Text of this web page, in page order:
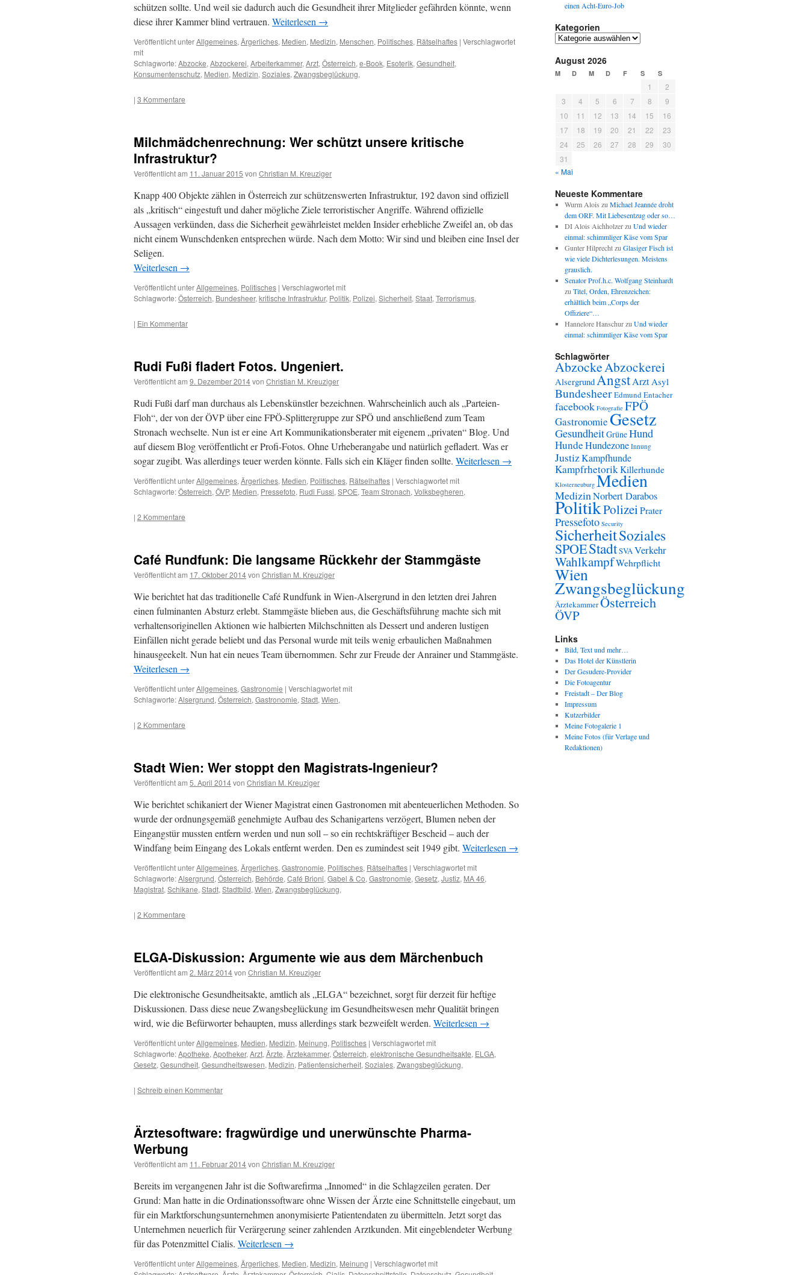
schützen sollte. Und weil sie dadurch auch die Gesundheit ihrer Mitglieder gefährden könnte, wenn
diese ihrer Kammer blind vertrauen. Weiterlesen →
Veröffentlicht unterAllgemeines, Ärgerliches, Medien, Medizin, Menschen, Politisches, Rätselhaftes | Verschlagwortet
mit
Schlagworte:Abzocke, Abzockerei, Arbeiterkammer, Arzt, Österreich, e-Book, Esoterik, Gesundheit,
Konsumentenschutz, Medien, Medizin, Soziales, Zwangsbeglückung,
| 3 Kommentare
Milchmädchenrechnung: Wer schützt unsere kritische
Infrastruktur?
Veröffentlicht am 11. Januar 2015 von Christian M. Kreuziger
Knapp 400 Objekte zählen in Österreich zur schützenswerten Infrastruktur, 192 davon sind offiziell
als „kritisch“ eingestuft und daher mögliche Ziele terroristischer Angriffe. Während offizielle
Aussagen verkünden, dass die Sicherheit gewährleistet melden Insider erhebliche Zweifel an, ob das
nicht einem Wunschdenken entsprechen würde. Nach dem Motto: Wir sind und bleiben eine Insel der
Seligen.
Weiterlesen →
Veröffentlicht unterAllgemeines, Politisches | Verschlagwortet mit
Schlagworte:Österreich, Bundesheer, kritische Infrastruktur, Politik, Polizei, Sicherheit, Staat, Terrorismus,
| Ein Kommentar
Rudi Fußi fladert Fotos. Ungeniert.
Veröffentlicht am 9. Dezember 2014von Christian M. Kreuziger
Rudi Fußi darf man durchaus als Lebenskünstler bezeichnen. Wahrscheinlich auch als „Parteien-
Floh“, der von der ÖVP über eine FPÖ-Splittergruppe zur SPÖ und anschließend zum Team
Stronach wechselte. Nun ist er eine Art Kommunikationsberater mit eigenem „privaten“ Blog. Und
auf diesem Blog veröffentlicht er Profi-Fotos. Ohne Urheberangabe und natürlich gefladert. Was er
sogar zugibt. Was allerdings teuer werden könnte. Falls sich ein Kläger finden sollte. Weiterlesen →
Veröffentlicht unterAllgemeines, Ärgerliches, Medien, Politisches, Rätselhaftes | Verschlagwortet mit
Schlagworte:Österreich, ÖVP, Medien, Pressefoto, Rudi Fussi, SPOE, Team Stronach, Volksbegheren,
| 2 Kommentare
Café Rundfunk: Die langsame Rückkehr der Stammgäste
Veröffentlicht am 17. Oktober 2014von Christian M. Kreuziger
Wie berichtet hat das traditionelle Café Rundfunk in Wien-Alsergrund in den letzten drei Jahren
einen fulminanten Absturz erlebt. Stammgäste blieben aus, die Geschäftsführung machte sich mit
verhaltensoriginellen Aktionen wie halbierten Milchschnitten als Dessert und anderen lustigen
Einfällen nicht gerade beliebt und das Personal wurde mit teils wenig erbaulichen Maßnahmen
hinausgeekelt. Nun hat ein neues Team übernommen. Sehr zur Freude der Anrainer und Stammgäste.
Weiterlesen →
Veröffentlicht unterAllgemeines, Gastronomie | Verschlagwortet mit
Schlagworte:Alsergrund, Österreich, Gastronomie, Stadt, Wien,
| 2 Kommentare
Stadt Wien: Wer stoppt den Magistrats-Ingenieur?
Veröffentlicht am 5. April 2014von Christian M. Kreuziger
Wie berichtet schikaniert der Wiener Magistrat einen Gastronomen mit abenteuerlichen Methoden. So
wurde der ordnungsgemäß genehmigte Aufbau des Schanigartens verzögert, Blumen neben der
Eingangstür mussten entfern werden und nun soll – so ein rechtskräftiger Bescheid – auch der
Windfang beim Eingang des Lokals entfernt werden. Den es zumindest seit 1949 gibt. Weiterlesen →
Veröffentlicht unterAllgemeines, Ärgerliches, Gastronomie, Politisches, Rätselhaftes | Verschlagwortet mit
Schlagworte:Alsergrund, Österreich, Behörde, Café Brioni, Gabel & Co, Gastronomie, Gesetz, Justiz, MA 46,
Magistrat, Schikane, Stadt, Stadtbild, Wien, Zwangsbeglückung,
| 2 Kommentare
ELGA-Diskussion: Argumente wie aus dem Märchenbuch
Veröffentlicht am 2. März 2014von Christian M. Kreuziger
Die elektronische Gesundheitsakte, amtlich als „ELGA“ bezeichnet, sorgt für derzeit für heftige
Diskussionen. Dass diese neue Zwangsbeglückung im Gesundheitswesen mehr Qualität bringen
wird, wie die Befürworter behaupten, muss allerdings stark bezweifelt werden. Weiterlesen →
Veröffentlicht unterAllgemeines, Medien, Medizin, Meinung, Politisches | Verschlagwortet mit
Schlagworte:Apotheke, Apotheker, Arzt, Ärzte, Ärztekammer, Österreich, elektronische Gesundheitsakte, ELGA,
Gesetz, Gesundheit, Gesundheitswesen, Medizin, Patientensicherheit, Soziales, Zwangsbeglückung,
| Schreib einen Kommentar
Ärztesoftware: fragwürdige und unerwünschte Pharma-
Werbung
Veröffentlicht am 11. Februar 2014von Christian M. Kreuziger
Bereits im vergangenen Jahr ist die Softwarefirma „Innomed“ in die Schlagzeilen geraten. Der
Grund: Man hatte in die Ordinationssoftware ohne Wissen der Ärzte eine Schnittstelle eingebaut, um
für ein Marktforschungsunternehmen anonymisierte Patientendaten zu übermitteln. Jetzt sorgt das
Unternehmen neuerlich für Verärgerung seiner zahlenden Arztkunden. Mit eingeblendeter Werbung
für das Potenzmittel Cialis. Weiterlesen →
Veröffentlicht unterAllgemeines, Ärgerliches, Medien, Medizin, Meinung | Verschlagwortet mit
einen Acht-Euro-Job
Kategorien
Kategorien
August 2026
M D M D F S S
1
2
3
4 5 6 7 8
9
10
11 12 13 14 15
16
17
18 19 20 21 22
23
24
25 26 27 28 29
30
31
« Mai
Neueste Kommentare
Wurm Alois zu Michael Jeannée droht
dem ORF. Mit Liebesentzug oder so…
DI Alois Aichholzerzu Und wieder
einmal: schimmliger Käse vom Spar
Gunter Hilprechtzu Glasiger Fisch ist
wie viele Dichterlesungen. Meistens
grauslich.
Senator Prof.h.c. Wolfgang Steinhardt
zu Titel, Orden, Ehrenzeichen:
erhältlich beim „Corps der
Offiziere“…
Hannelore Hanschurzu Und wieder
einmal: schimmliger Käse vom Spar
Schlagwörter
AbzockeAbzockerei
AlsergrundAngstArztAsyl
BundesheerEdmund Entacher
facebook Fotografie FPÖ
GastronomieGesetz
GesundheitGrüneHund
HundeHundezone Innung
JustizKampfhunde
KampfrhetorikKillerhunde
Klosterneuburg Medien
MedizinNorbert Darabos
PolitikPolizeiPrater
Pressefoto Security
SicherheitSoziales
SPOEStadtSVAVerkehr
WahlkampfWehrpflicht
Wien
Zwangsbeglückung
ÄrztekammerÖsterreich
ÖVP
Links
Bild, Text und mehr…
Das Hotel der Künstlerin
Der Gesudere-Provider
Die Fotoagentur
Freistadt – Der Blog
Impressum
Kutzerbilder
Meine Fotogalerie 1
Meine Fotos (für Verlage und
Redaktionen)